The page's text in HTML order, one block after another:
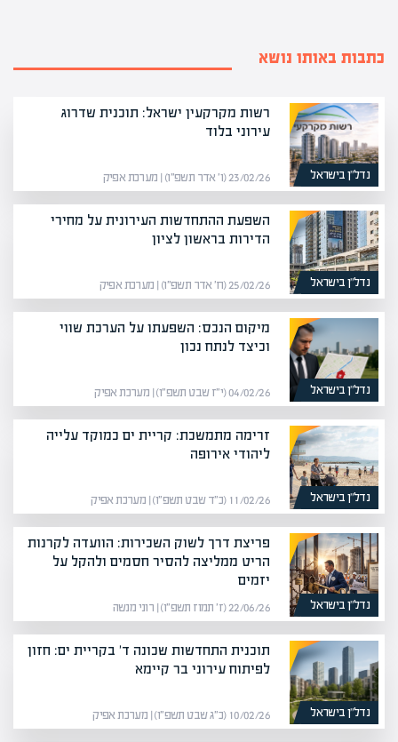
כתבות באותו נושא
נדל”ן בישראל
רשות מקרקעין ישראל: תוכנית שדרוג
עירוני בלוד
23/02/26 (ו׳ אדר תשפ״ו) | מערכת אפיק
נדל”ן בישראל
השפעת ההתחדשות העירונית על מחירי
הדירות בראשון לציון
25/02/26 (ח׳ אדר תשפ״ו) | מערכת אפיק
נדל”ן בישראל
מיקום הנכס: השפעתו על הערכת שווי
וכיצד לנתח נכון
04/02/26 (י״ז שבט תשפ״ו) | מערכת אפיק
נדל”ן בישראל
זרימה מתמשכת: קריית ים כמוקד עלייה
ליהודי אירופה
11/02/26 (כ״ד שבט תשפ״ו) | מערכת אפיק
נדל”ן בישראל
פריצת דרך לשוק השכירות: הוועדה לקרנות
הריט ממליצה להסיר חסמים ולהקל על
יזמים
22/06/26 (ז׳ תמוז תשפ״ו) | רוני מנשה
נדל”ן בישראל
תוכנית התחדשות שכונה ד' בקריית ים: חזון
לפיתוח עירוני בר קיימא
10/02/26 (כ״ג שבט תשפ״ו) | מערכת אפיק